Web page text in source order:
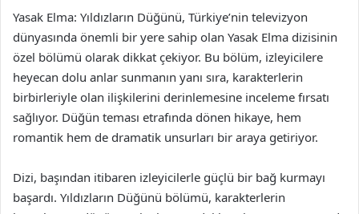
Yasak Elma: Yıldızların Düğünü, Türkiye’nin televizyon
dünyasında önemli bir yere sahip olan Yasak Elma dizisinin
özel bölümü olarak dikkat çekiyor. Bu bölüm, izleyicilere
heyecan dolu anlar sunmanın yanı sıra, karakterlerin
birbirleriyle olan ilişkilerini derinlemesine inceleme fırsatı
sağlıyor. Düğün teması etrafında dönen hikaye, hem
romantik hem de dramatik unsurları bir araya getiriyor.
Dizi, başından itibaren izleyicilerle güçlü bir bağ kurmayı
başardı. Yıldızların Düğünü bölümü, karakterlerin